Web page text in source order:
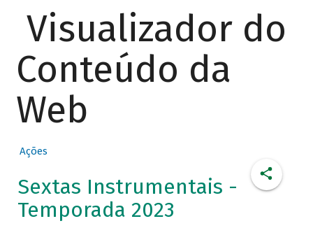
Visualizador do
Conteúdo da
Web
Ações
Sextas Instrumentais -
Temporada 2023